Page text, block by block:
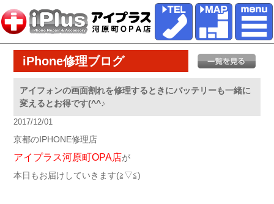
iPhone修理ブログ
アイフォンの画面割れを修理するときにバッテリーも一緒に
変えるとお得です(^^♪
2017/12/01
京都のIPHONE修理店
アイプラス河原町OPA店が
本日もお届けしていきます(≧▽≦)